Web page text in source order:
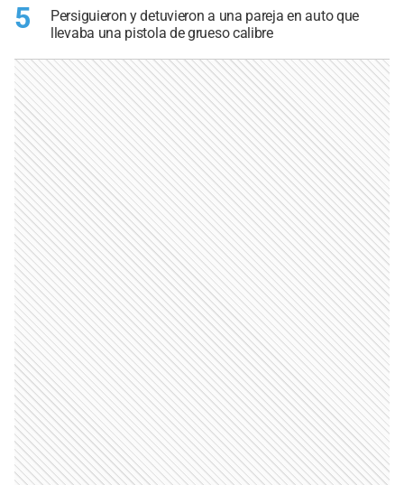
5
Persiguieron y detuvieron a una pareja en auto que
llevaba una pistola de grueso calibre